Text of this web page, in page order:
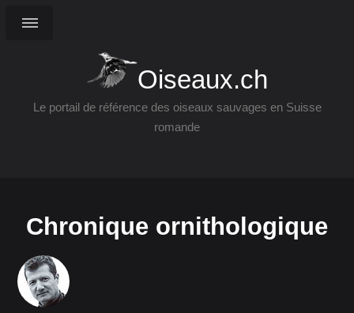
Oiseaux.ch
Le portail de référence des oiseaux sauvages en Suisse
romande
Chronique ornithologique